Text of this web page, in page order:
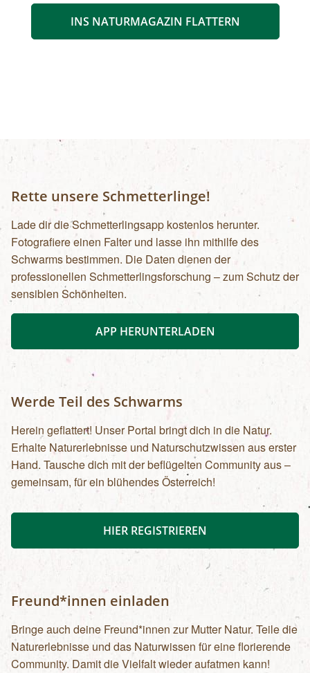
INS NATURMAGAZIN FLATTERN
Rette unsere Schmetterlinge!
Lade dir die Schmetterlingsapp kostenlos herunter.
Fotografiere einen Falter und lasse ihn mithilfe des
Schwarms bestimmen. Die Daten dienen der
professionellen Schmetterlingsforschung – zum Schutz der
sensiblen Schönheiten.
APP HERUNTERLADEN
Werde Teil des Schwarms
Herein geflattert! Unser Portal bringt dich in die Natur.
Erhalte Naturerlebnisse und Naturschutzwissen aus erster
Hand. Tausche dich mit der beflügelten Community aus –
gemeinsam, für ein blühendes Österreich!
HIER REGISTRIEREN
Freund*innen einladen
Bringe auch deine Freund*innen zur Mutter Natur. Teile die
Naturerlebnisse und das Naturwissen für eine florierende
Community. Damit die Vielfalt wieder aufatmen kann!